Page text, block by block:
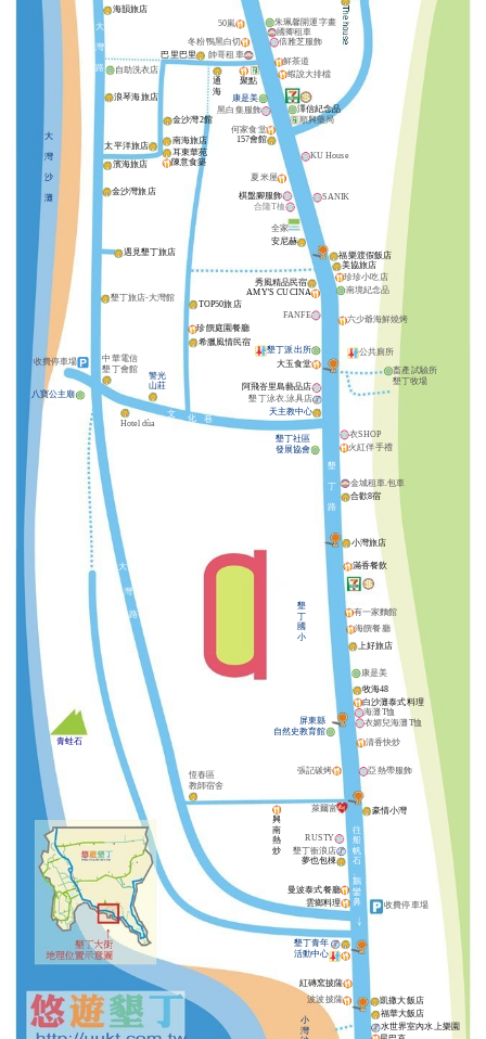
冬粉鴨黑白切
50嵐
帥哥租車
巴里巴里
海韻旅店
朱珮馨開運字畫
國卿租車
鮮茶道
澤信紀念品
順興藥局
康是美
聚點
通
海
金沙灣2館
太平洋旅店 南海旅店
濱海旅店
金沙灣旅店
遇見墾丁旅店
中華電信
墾丁會館
八寶公主廟
警光
山莊
Hotel dùa
157會館
棋盤腳服飾
合隆T桖
全家
AMY'S CUCINA
大
灣
沙
灘
收費停車場
大
灣
路
秀風精品民宿
墾丁派出所
大玉食堂
阿飛峇里島藝品店
天主教中心
SANIK
福樂渡假飯店
美協旅店
珍珍小吃店
畜產試驗所
墾丁牧場
墾丁社區
發展協會
衣SHOP
墾
丁
路
火紅伴手禮
墾
丁
國
小
金城租車.包車
小灣旅店
滿香餐飲
海饌餐廳
白沙灘泰式料理
海灘T恤
大
灣
路
青蛙石
曼波泰式餐廳
清香快炒
亞熱帶服飾
屏東縣
自然史教育館
恆春區
教師宿舍
萊爾富
興
南
熱
炒
收費停車場
墾丁青年
活動中心
小
灣
凱撒大飯店
福華大飯店
水世界室內水上樂園
文 化 巷
往
船
帆
石
鵝
鑾
鼻
六少爺海鮮燒烤
波波披薩
RUSTY
FANFE
何家食堂
KU House
倍雅芝服飾
自助洗衣店
南境紀念品
珍饌庭園餐廳
希臘風情民宿
安尼赫
浪琴海旅店
公共廁所
紅磚窯披薩
蝦說大排檔
黑白集服飾
夏米屋
墾丁泳衣.泳具店
衣媚兒海灘T恤
有一家麵館
康是美
雲鄉料理
張記碳烤
上好旅店
墾丁旅店-大灣館
合歡8宿
耳東華苑
豪情小灣
墾丁衝浪店
夢也包棟
TOP50旅店
牧海48
陳意食築